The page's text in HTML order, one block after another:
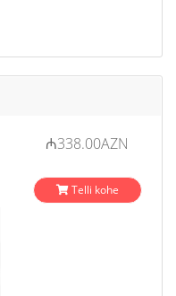
₼338.00AZN
Telli kohe